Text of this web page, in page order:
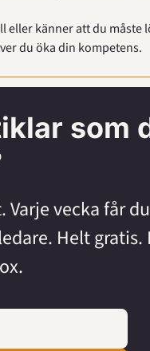
eller känner att du måste
du öka din kompetens.
som
vecka får
Helt gratis.